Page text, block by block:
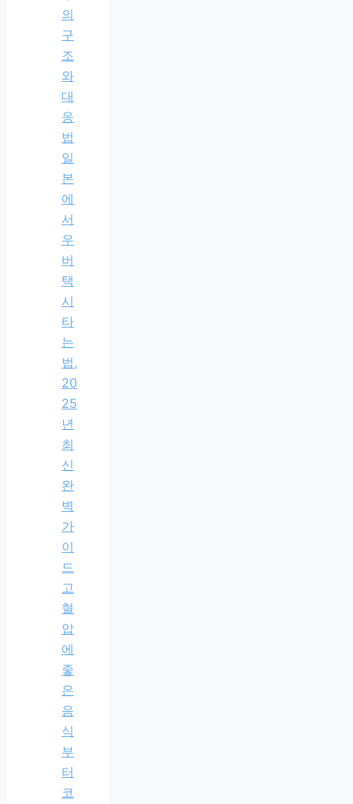
의
구
조
와
대
응
법
일
본
에
서
우
버
택
시
타
는
법,
20
25
년
최
신
완
벽
가
이
드
고
혈
압
에
좋
은
음
식
부
터
코